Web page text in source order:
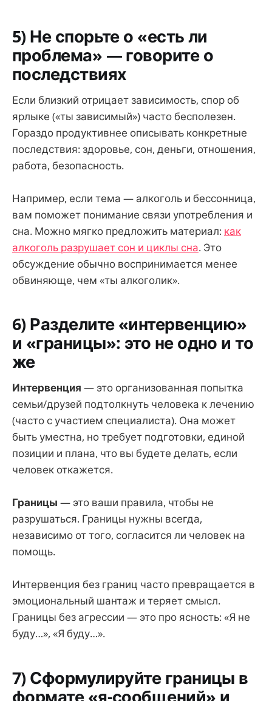
5) Не спорьте о «есть ли
проблема» — говорите о
последствиях
Если близкий отрицает зависимость, спор об
ярлыке («ты зависимый») часто бесполезен.
Гораздо продуктивнее описывать конкретные
последствия: здоровье, сон, деньги, отношения,
работа, безопасность.
Например, если тема — алкоголь и бессонница,
вам поможет понимание связи употребления и
сна. Можно мягко предложить материал: как
алкоголь разрушает сон и циклы сна. Это
обсуждение обычно воспринимается менее
обвиняюще, чем «ты алкоголик».
6) Разделите «интервенцию»
и «границы»: это не одно и то
же
Интервенция — это организованная попытка
семьи/друзей подтолкнуть человека к лечению
(часто с участием специалиста). Она может
быть уместна, но требует подготовки, единой
позиции и плана, что вы будете делать, если
человек откажется.
Границы — это ваши правила, чтобы не
разрушаться. Границы нужны всегда,
независимо от того, согласится ли человек на
помощь.
Интервенция без границ часто превращается в
эмоциональный шантаж и теряет смысл.
Границы без агрессии — это про ясность: «Я не
буду…», «Я буду…».
7) Сформулируйте границы в
формате «я-сообщений» и